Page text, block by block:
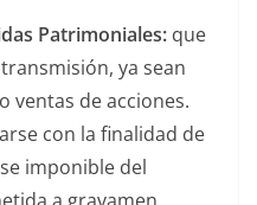
Patrimoniales: que
ya sean
ventas de acciones.
con la finalidad de
imponible del